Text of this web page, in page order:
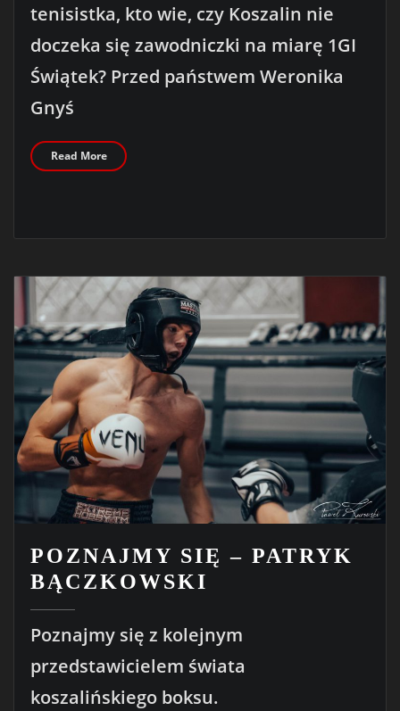
tenisistka, kto wie, czy Koszalin nie
doczeka się zawodniczki na miarę 1GI
Świątek? Przed państwem Weronika
Gnyś
Read More
POZNAJMY SIĘ – PATRYK
BĄCZKOWSKI
Poznajmy się z kolejnym
przedstawicielem świata
koszalińskiego boksu.